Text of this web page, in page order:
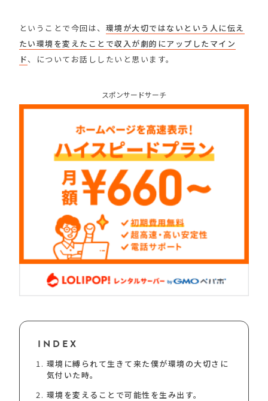
ということで今回は、 環境が大切ではないという人に伝え
たい環境を変えたことで収入が劇的にアップしたマイン
ド、についてお話ししたいと思います。
スポンサードサーチ
INDEX
環境に縛られて生きて来た僕が環境の大切さに
気付いた時。
環境を変えることで可能性を生み出す。